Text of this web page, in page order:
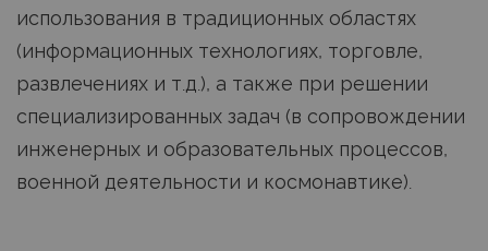
использования в традиционных областях
(информационных технологиях, торговле,
развлечениях и т.д.), а также при решении
специализированных задач (в сопровождении
инженерных и образовательных процессов,
военной деятельности и космонавтике).